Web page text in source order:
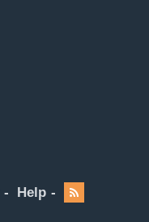
Help